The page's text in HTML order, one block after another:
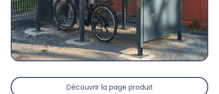
Découvrir la page produit